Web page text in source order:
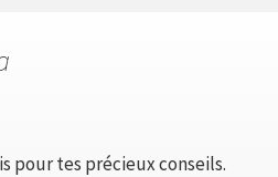
pour tes précieux conseils.